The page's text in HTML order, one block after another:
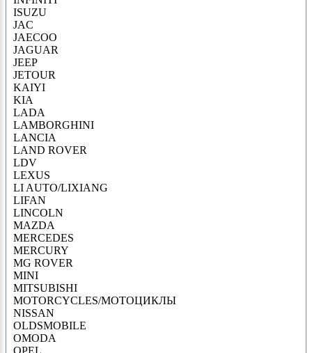
ISUZU
JAC
JAECOO
JAGUAR
JEEP
JETOUR
KAIYI
KIA
LADA
LAMBORGHINI
LANCIA
LAND ROVER
LDV
LEXUS
LI AUTO/LIXIANG
LIFAN
LINCOLN
MAZDA
MERCEDES
MERCURY
MG ROVER
MINI
MITSUBISHI
MOTORCYCLES/МОТОЦИКЛЫ
NISSAN
OLDSMOBILE
OMODA
OPEL